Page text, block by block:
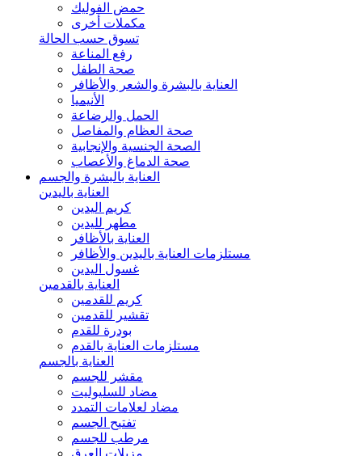
حمض الفوليك
مكملات أخرى
تسوق حسب الحالة
رفع المناعة
صحة الطفل
العناية بالبشرة والشعر والأظافر
الأنيميا
الحمل والرضاعة
صحة العظام والمفاصل
الصحة الجنسية والإنجابية
صحة الدماغ والأعصاب
العناية بالبشرة والجسم
العناية باليدين
كريم اليدين
مطهر لليدين
العناية بالأظافر
مستلزمات العناية باليدين والأظافر
غسول اليدين
العناية بالقدمين
كريم للقدمين
تقشير للقدمين
بودرة للقدم
مستلزمات العناية بالقدم
العناية بالجسم
مقشر للجسم
مضاد للسليوليت
مضاد لعلامات التمدد
تفتيح الجسم
مرطب للجسم
مزيلات العرق